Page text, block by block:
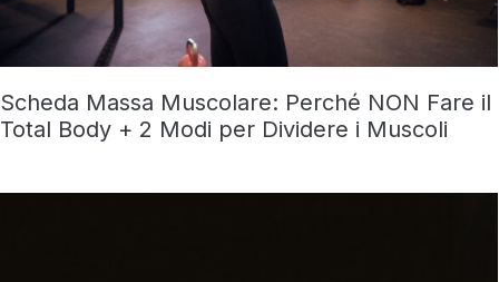
Scheda Massa Muscolare: Perché NON Fare il
Total Body + 2 Modi per Dividere i Muscoli